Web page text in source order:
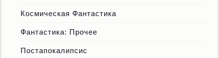
Космическая Фантастика
Фантастика: Прочее
Постапокалипсис